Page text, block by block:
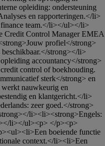
opleiding: ondersteuning
en rapporteringen.</li>
team.</li></ul></li>
Credit Control Manager EMEA
profiel</strong>
strong></li>
accountancy</strong>
control of boekhouding.
sterk</strong> en
nauwkeurig en
en klantgericht.</li>
zeer goed.</strong>
li><li><strong>Engels:
li></ul><p> </p><p>
boeiende functie
context.</li><li>Een